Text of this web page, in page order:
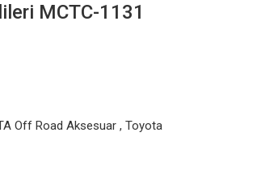
MCTC-1131
Off Road Aksesuar ,Toyota